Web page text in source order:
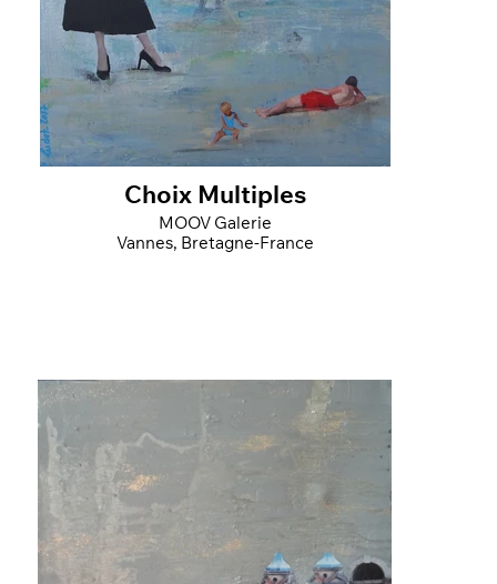
Choix Multiples
MOOV Galerie
Vannes, Bretagne-France